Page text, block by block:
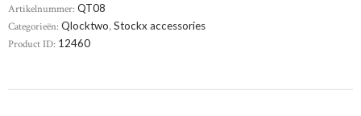
Artikelnummer: QT08
Categorieën: Qlocktwo,Stockx accessories
Product ID: 12460